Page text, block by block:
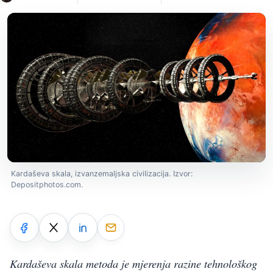
Kardaševa skala, izvanzemaljska civilizacija. Izvor:
Depositphotos.com.
Kardaševa skala metoda je mjerenja razine tehnološkog